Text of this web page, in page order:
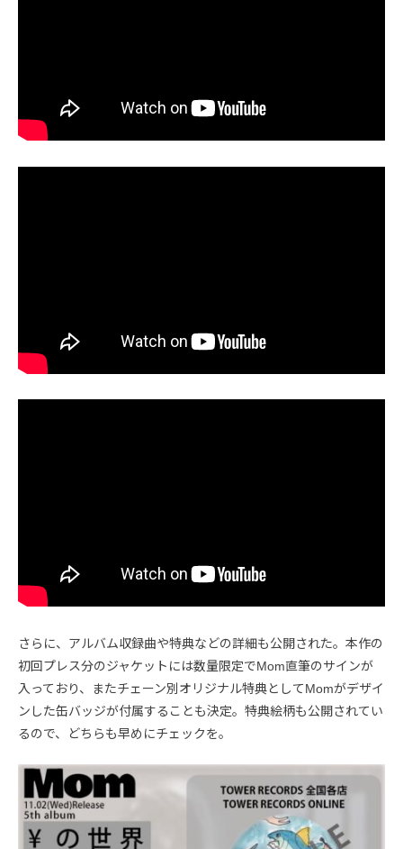
さらに、アルバム収録曲や特典などの詳細も公開された。本作の
初回プレス分のジャケットには数量限定でMom直筆のサインが
入っており、またチェーン別オリジナル特典としてMomがデザイ
ンした缶バッジが付属することも決定。特典絵柄も公開されてい
るので、どちらも早めにチェックを。